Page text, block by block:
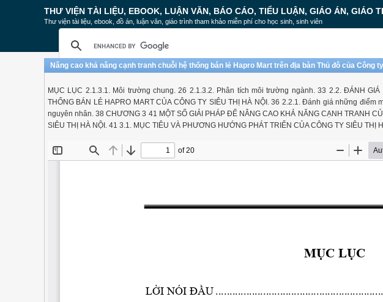
THƯ VIỆN TÀI LIỆU, EBOOK, LUẬN VĂN, BÁO CÁO, TIỂU LUẬN, GIÁO ÁN, GIÁO
Thư viện tài liệu, ebook, đồ án, luận văn, giáo trình tham khảo miễn phí cho học sinh, sinh viên
Nâng cao khả năng cạnh tranh chuỗi hệ thống bán lẻ Hapro Mart trên địa bàn Thủ đô của Công
MỤC LỤC 2.1.3.1. Môi trường chung. 26 2.1.3.2. Phân tích môi trường ngành. 33 2.2. ĐÁNH
THỐNG BÁN LẺ HAPRO MART CỦA CÔNG TY SIÊU THỊ HÀ NỘI. 36 2.2.1. Đánh giá những
nguyên nhân. 38 CHƯƠNG 3 41 MỘT SỐ GIẢI PHÁP ĐỂ NÂNG CAO KHẢ NĂNG CẠNH TRANH
SIÊU THỊ HÀ NỘI. 41 3.1. MỤC TIÊU VÀ PHƯƠNG HƯỚNG PHÁT TRIỂN CỦA CÔNG TY SIÊU THỊ